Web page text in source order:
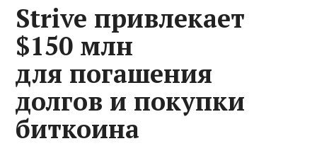
Strive привлекает
$150 млн
для погашения
долгов и покупки
биткоина